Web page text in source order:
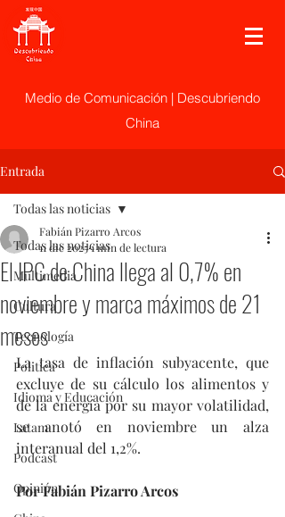
Medio de Comunicación | Descubriendo
China
Entrada
Todas las noticias
Multimedia
Cultura
Tecnología
Politica
Idioma y Educación
Latam
Podcast
Opinión
Todas las noticias
El IPC de China llega al 0,7% en
noviembre y marca máximos de 21
meses
Fabián Pizarro Arcos
11 dic 20251 min de lectura
La tasa de inflación subyacente, que
excluye de su cálculo los alimentos y
de la energía por su mayor volatilidad,
se anotó en noviembre un alza
interanual del 1,2%.
Por Fabián Pizarro Arcos